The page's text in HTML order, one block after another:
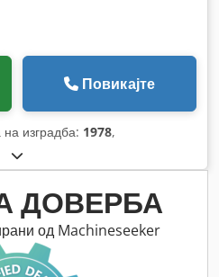
Повикајте
изградба: 1978,
ДОВЕРБА
од Machineseeker